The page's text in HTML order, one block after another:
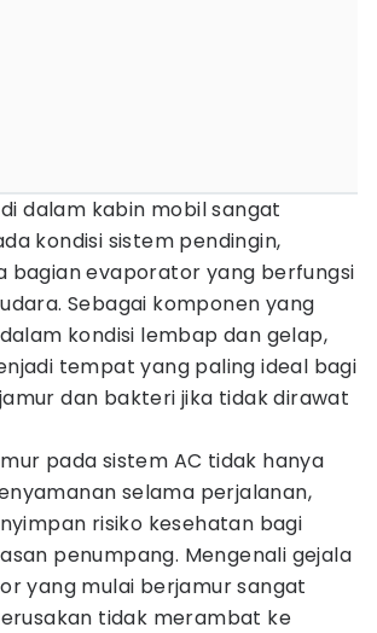
dalam kabin mobil sangat
kondisi sistem pendingin,
bagian evaporator yang berfungsi
Sebagai komponen yang
kondisi lembap dan gelap,
tempat yang paling ideal bagi
dan bakteri jika tidak dirawat
pada sistem AC tidak hanya
selama perjalanan,
risiko kesehatan bagi
penumpang. Mengenali gejala
yang mulai berjamur sangat
tidak merambat ke